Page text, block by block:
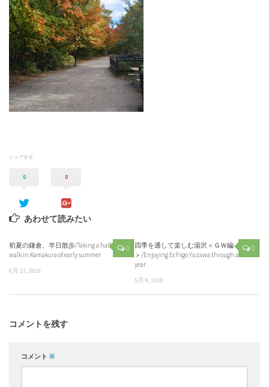
シェアする
0 0
あわせて読みたい
0
初夏の鎌倉、半日散歩/Taking a half day
walk in Kamakura of early summer
6月 11, 2019
0
四季を通して楽しむ湯沢＜ＧＷ編
＞/Enjoying Echigo Yuzawa through a
year
5月 9, 2018
コメントを残す
コメント ※